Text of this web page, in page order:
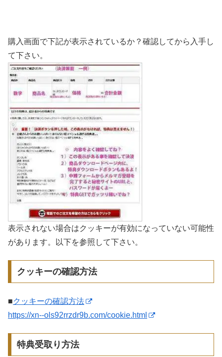
購入画面で下記が表示されているか？確認してから入手し
て下さい。
表示されない場合はクッキーが有効になっていない可能性
があります。以下を参照して下さい。
クッキーの確認方法
■クッキーの確認方法
https://xn--ols92rrzdr9b.com/cookie.html
特典受取り方法